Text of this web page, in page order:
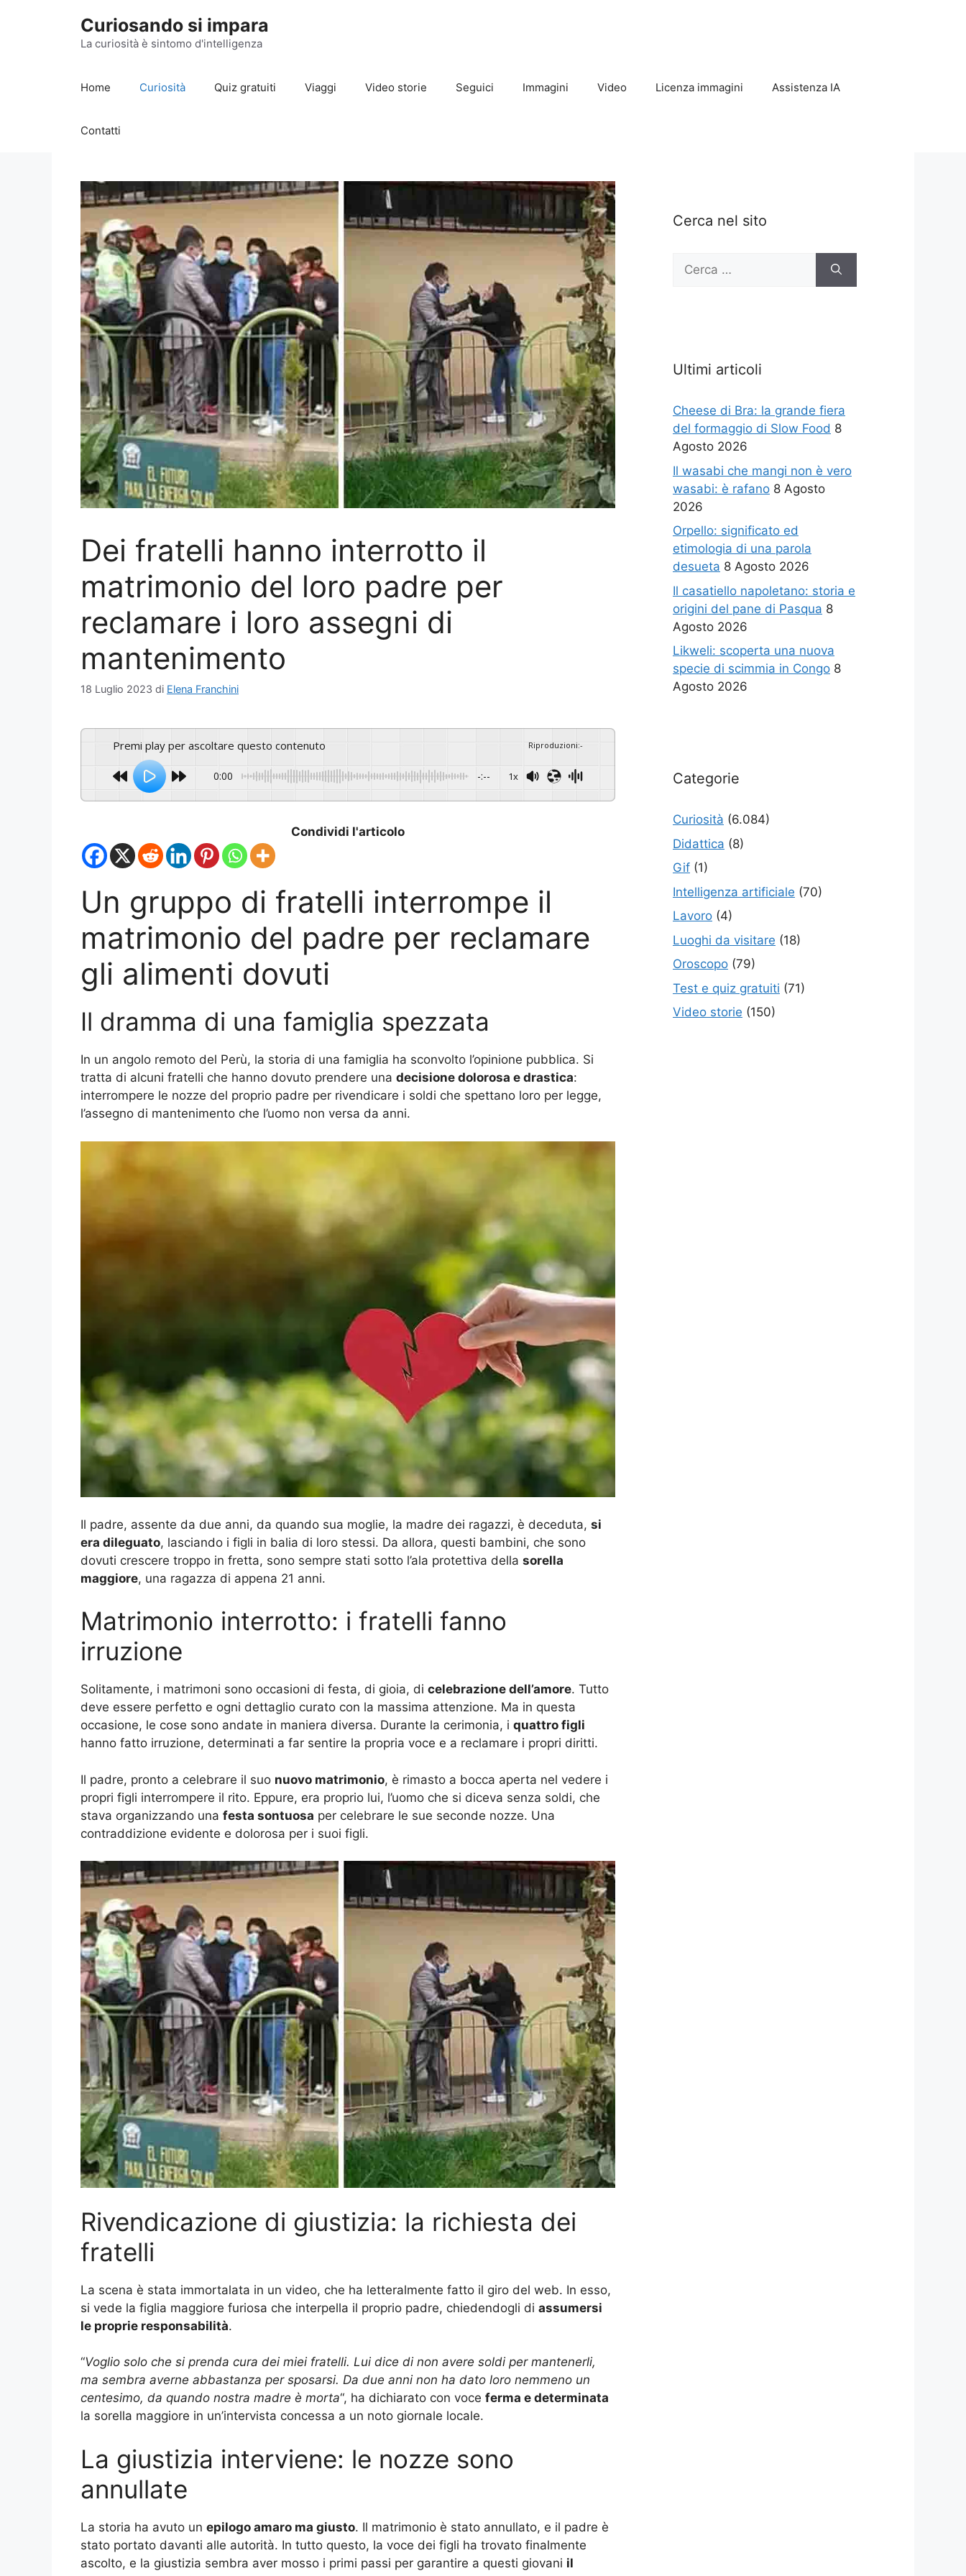
Curiosando si impara
La curiosità è sintomo d'intelligenza
Home Curiosità Quiz gratuiti Viaggi Video storie Seguici Immagini Video Licenza immagini Assistenza IA
Contatti
Dei fratelli hanno interrotto il
matrimonio del loro padre per
reclamare i loro assegni di
mantenimento
18 Luglio 2023 di Elena Franchini
Premi play per ascoltare questo contenuto Riproduzioni:-
0:00 -:-- 1x
Condividi l'articolo
Un gruppo di fratelli interrompe il
matrimonio del padre per reclamare
gli alimenti dovuti
Il dramma di una famiglia spezzata
In un angolo remoto del Perù, la storia di una famiglia ha sconvolto l’opinione pubblica. Si
tratta di alcuni fratelli che hanno dovuto prendere una decisione dolorosa e drastica:
interrompere le nozze del proprio padre per rivendicare i soldi che spettano loro per legge,
l’assegno di mantenimento che l’uomo non versa da anni.
Il padre, assente da due anni, da quando sua moglie, la madre dei ragazzi, è deceduta, si
era dileguato, lasciando i figli in balia di loro stessi. Da allora, questi bambini, che sono
dovuti crescere troppo in fretta, sono sempre stati sotto l’ala protettiva della sorella
maggiore, una ragazza di appena 21 anni.
Matrimonio interrotto: i fratelli fanno
irruzione
Solitamente, i matrimoni sono occasioni di festa, di gioia, di celebrazione dell’amore. Tutto
deve essere perfetto e ogni dettaglio curato con la massima attenzione. Ma in questa
occasione, le cose sono andate in maniera diversa. Durante la cerimonia, i quattro figli
hanno fatto irruzione, determinati a far sentire la propria voce e a reclamare i propri diritti.
Il padre, pronto a celebrare il suo nuovo matrimonio, è rimasto a bocca aperta nel vedere i
propri figli interrompere il rito. Eppure, era proprio lui, l’uomo che si diceva senza soldi, che
stava organizzando una festa sontuosa per celebrare le sue seconde nozze. Una
contraddizione evidente e dolorosa per i suoi figli.
Rivendicazione di giustizia: la richiesta dei
fratelli
La scena è stata immortalata in un video, che ha letteralmente fatto il giro del web. In esso,
si vede la figlia maggiore furiosa che interpella il proprio padre, chiedendogli di assumersi
le proprie responsabilità.
“Voglio solo che si prenda cura dei miei fratelli. Lui dice di non avere soldi per mantenerli,
ma sembra averne abbastanza per sposarsi. Da due anni non ha dato loro nemmeno un
centesimo, da quando nostra madre è morta“, ha dichiarato con voce ferma e determinata
la sorella maggiore in un’intervista concessa a un noto giornale locale.
La giustizia interviene: le nozze sono
annullate
La storia ha avuto un epilogo amaro ma giusto. Il matrimonio è stato annullato, e il padre è
stato portato davanti alle autorità. In tutto questo, la voce dei figli ha trovato finalmente
ascolto, e la giustizia sembra aver mosso i primi passi per garantire a questi giovani il
Cerca nel sito
Ricerca
Ultimi articoli
Cheese di Bra: la grande fiera
del formaggio di Slow Food 8
Agosto 2026
Il wasabi che mangi non è vero
wasabi: è rafano 8 Agosto
2026
Orpello: significato ed
etimologia di una parola
desueta 8 Agosto 2026
Il casatiello napoletano: storia e
origini del pane di Pasqua 8
Agosto 2026
Likweli: scoperta una nuova
specie di scimmia in Congo 8
Agosto 2026
Categorie
Curiosità (6.084)
Didattica (8)
Gif (1)
Intelligenza artificiale (70)
Lavoro (4)
Luoghi da visitare (18)
Oroscopo (79)
Test e quiz gratuiti (71)
Video storie (150)